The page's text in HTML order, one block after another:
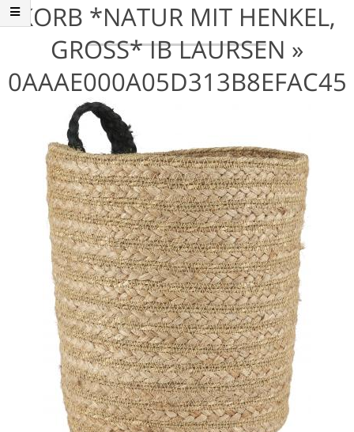
KORB *NATUR MIT HENKEL,
GROSS* IB LAURSEN »
0AAAE000A05D313B8EFAC45
D57B6CAD0-NORMAL1